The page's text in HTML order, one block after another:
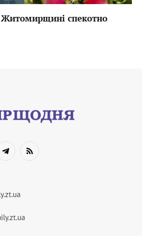
Житомирщині спекотно
TelegramRSS